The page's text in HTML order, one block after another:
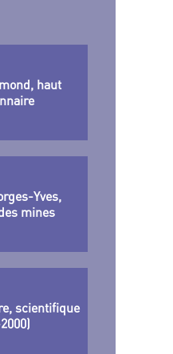
haut
Yves,
mines
scientifique